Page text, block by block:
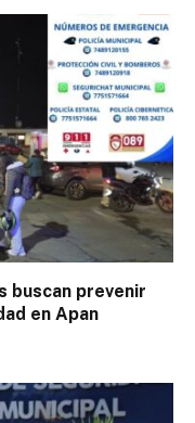
buscan prevenir
en Apan